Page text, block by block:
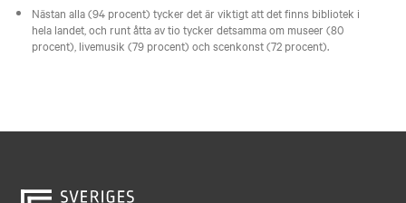
Nästan alla (94 procent) tycker det är viktigt att det finns bibliotek i
hela landet, och runt åtta av tio tycker detsamma om museer (80
procent), livemusik (79 procent) och scenkonst (72 procent).